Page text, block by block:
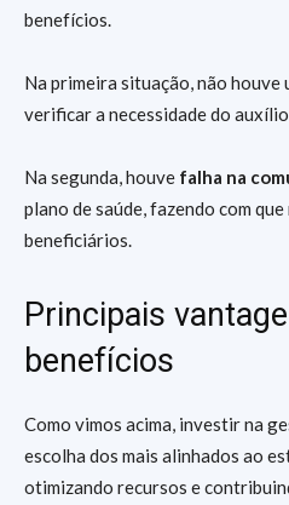
benefícios.
Na primeira situação, não houve
verificar a necessidade do
Na segunda, houve falha na
plano de saúde, fazendo com
beneficiários.
Principais
benefícios
Como vimos acima, investir na
escolha dos mais alinhados ao
otimizando recursos e